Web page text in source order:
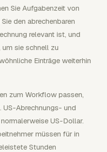
Sie Aufgabenzeit von
den abrechenbaren
relevant ist, und
sie schnell zu
Einträge weiterhin
zum Workflow passen,
Abrechnungs- und
US-Dollar.
müssen für in
Stunden